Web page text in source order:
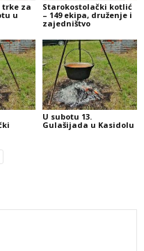
za
u
Starokostolački kotlić
– 149 ekipa, druženje i
zajedništvo
U subotu 13.
Gulašijada u Kasidolu